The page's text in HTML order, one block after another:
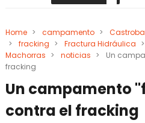
Home > campamento >
>
fracking > Fractura Hidráulica >
Machorras > noticias >
Un
fracking
Un campamento
contra el fracking